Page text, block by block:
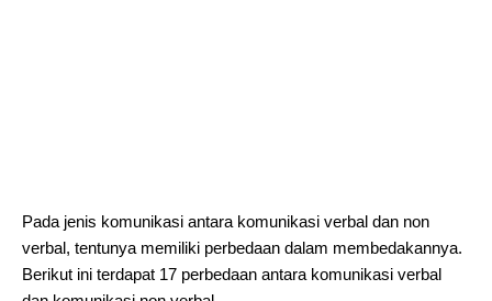
Pada jenis komunikasi antara komunikasi verbal dan non
verbal, tentunya memiliki perbedaan dalam membedakannya.
Berikut ini terdapat 17 perbedaan antara komunikasi verbal